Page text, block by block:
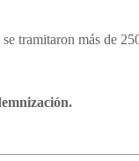
se tramitaron más de